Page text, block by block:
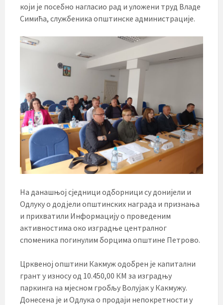
који је посебно нагласио рад и уложени труд Владе
Симића, службеника општинске администрације.
На данашњој сједници одборници су донијели и
Одлуку о додјели општинских награда и признања
и прихватили Информацију о проведеним
активностима око изградње централног
споменика погинулим борцима општине Петрово.
Црквеној општини Какмуж одобрен је капитални
грант у износу од 10.450,00 КМ за изградњу
паркинга на мјесном гробљу Волујак у Какмужу.
Донесена је и Одлука о продаји непокретности у